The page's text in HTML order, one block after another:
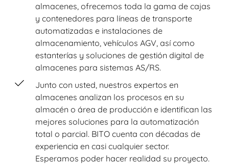
almacenes, ofrecemos toda la gama de cajas
y contenedores para líneas de transporte
automatizadas e instalaciones de
almacenamiento, vehículos AGV, así como
estanterías y soluciones de gestión digital de
almacenes para sistemas AS/RS.
Junto con usted, nuestros expertos en
almacenes analizan los procesos en su
almacén o área de producción e identifican las
mejores soluciones para la automatización
total o parcial. BITO cuenta con décadas de
experiencia en casi cualquier sector.
Esperamos poder hacer realidad su proyecto.